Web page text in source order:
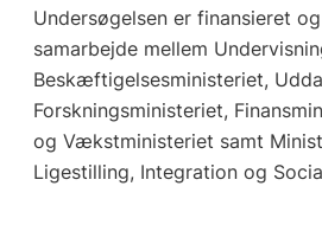
Undersøgelsen er finansieret
samarbejde mellem
Beskæftigelsesministeriet,
Forskningsministeriet,
og Vækstministeriet samt
Ligestilling, Integration og